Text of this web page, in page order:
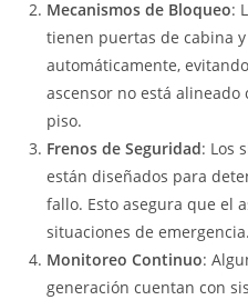
Mecanismos de Bloqueo:
tienen puertas de cabina
automáticamente,
ascensor no está
piso.
Frenos de Seguridad: Los
están diseñados para
fallo. Esto asegura que el
situaciones de emergencia.
Monitoreo Continuo:
generación cuentan con